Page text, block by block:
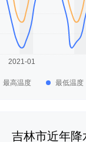
最高温度 最低温度
吉林市近年降